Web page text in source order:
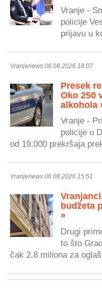
Vranje -
policije
prijavu u
Vranjenews 06.08.2026 18:07
Presek
Oko 250
alkohola
Vranje -
policije u
od 19.000 prekršaja
Vranjenews 06.08.2026 15:51
budžeta
»
Drugi
to što
čak 2,8 miliona za